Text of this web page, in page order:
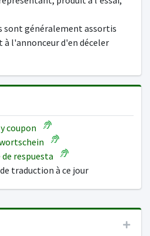
sont généralement assortis
l'annonceur d'en déceler
coupon
de respuesta
traduction à ce jour